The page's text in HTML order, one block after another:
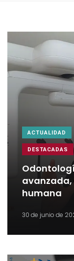
ACTUALIDAD
DESTACADAS
humana
30 de junio de